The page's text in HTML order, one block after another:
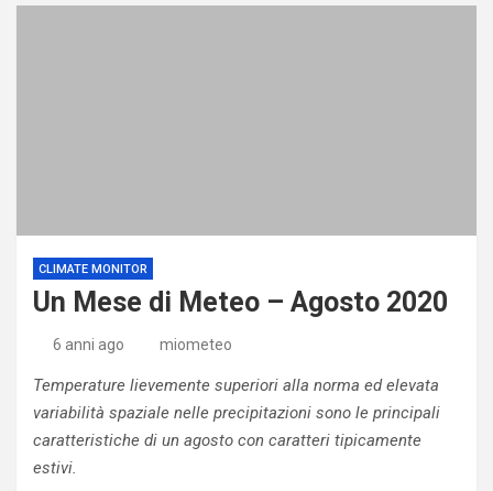
CLIMATE MONITOR
Un Mese di Meteo – Agosto 2020
6 anni ago miometeo
Temperature lievemente superiori alla norma ed elevata
variabilità spaziale nelle precipitazioni sono le principali
caratteristiche di un agosto con caratteri tipicamente
estivi.